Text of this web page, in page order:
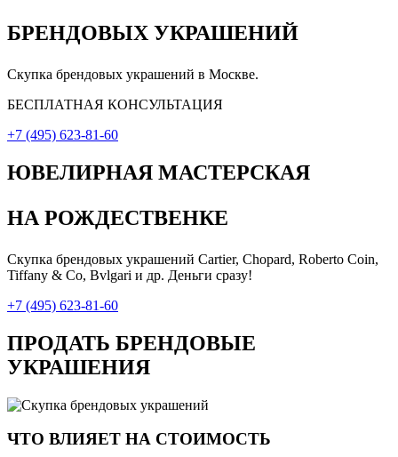
БРЕНДОВЫХ УКРАШЕНИЙ
Скупка брендовых украшений в Москве.
БЕСПЛАТНАЯ КОНСУЛЬТАЦИЯ
+7 (495) 623-81-60
ЮВЕЛИРНАЯ МАСТЕРСКАЯ
НА РОЖДЕСТВЕНКЕ
Скупка брендовых украшений Cartier, Chopard, Roberto Coin,
Tiffany & Co, Bvlgari и др. Деньги сразу!
+7 (495) 623-81-60
ПРОДАТЬ БРЕНДОВЫЕ
УКРАШЕНИЯ
ЧТО ВЛИЯЕТ НА СТОИМОСТЬ